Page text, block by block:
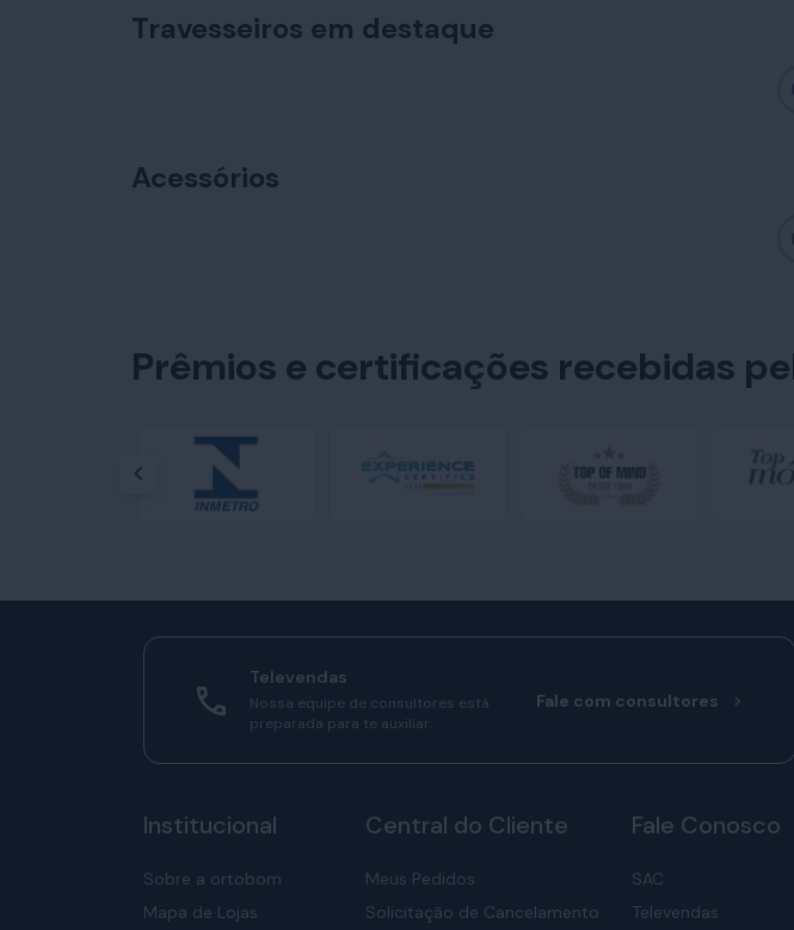
Travesseiros em destaque
Acessórios
Prêmios e certificações recebidas
Televendas
Nossa equipe de consultores está
preparada para te auxiliar.
Fale com consultores
Institucional
Sobre a ortobom
Mapa de Lojas
Central do Cliente
Meus Pedidos
Solicitação de Cancelamento
Fale Conosco
SAC
Televendas